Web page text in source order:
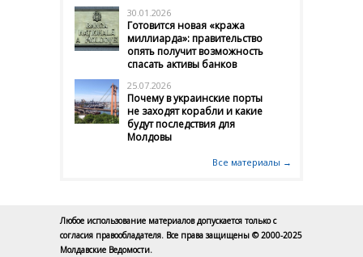
30.01.2026
Готовится новая «кража
миллиарда»: правительство
опять получит возможность
спасать активы банков
25.07.2026
Почему в украинские порты
не заходят корабли и какие
будут последствия для
Молдовы
Все материалы →
Любое использование материалов допускается только с
согласия правообладателя. Все права защищены © 2000-2025
Молдавские Ведомости.